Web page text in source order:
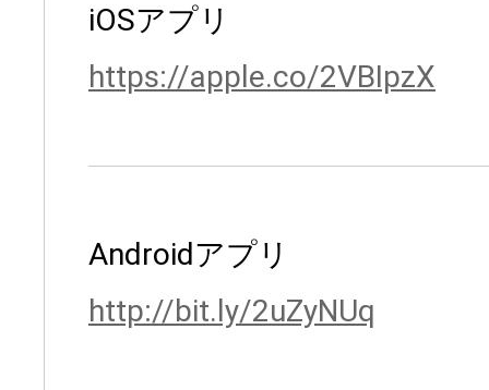
iOSアプリ
https://apple.co/2VBIpzX
Androidアプリ
http://bit.ly/2uZyNUq